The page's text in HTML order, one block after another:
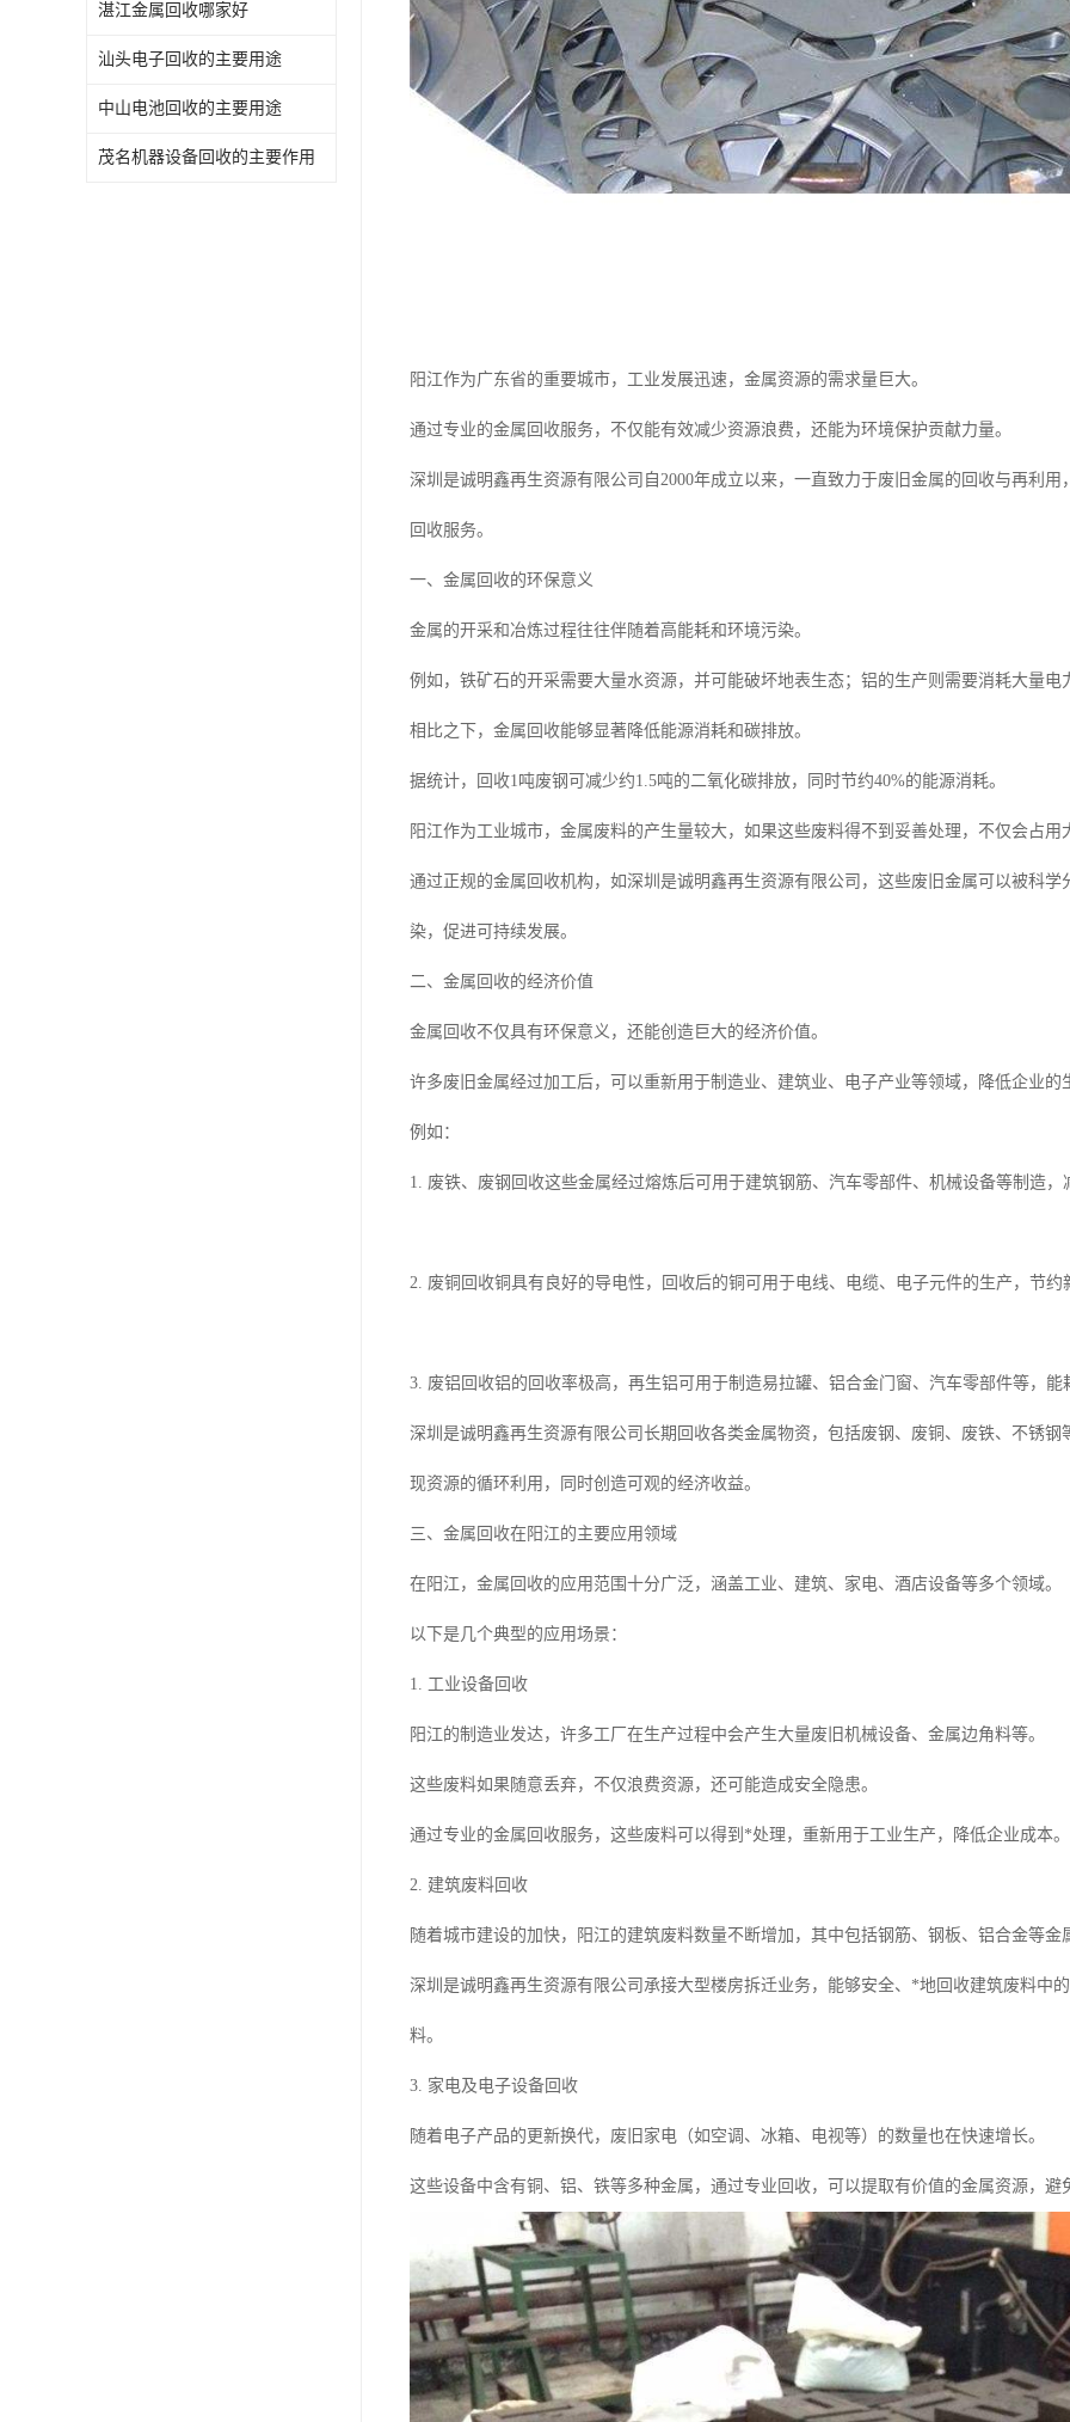
湛江金属回收哪家好
汕头电子回收的主要用途
中山电池回收的主要用途
茂名机器设备回收的主要作用
阳江作为广东省的重要城市，工业发展迅速，金属资源的需求量巨大。
通过专业的金属回收服务，不仅能有效减少资源浪费，还能为环境保护贡献力量。
深圳是诚明鑫再生资源有限公司自2000年成立以来，一直致力于废旧金属的回收与再利
回收服务。
一、金属回收的环保意义
金属的开采和冶炼过程往往伴随着高能耗和环境污染。
例如，铁矿石的开采需要大量水资源，并可能破坏地表生态；铝的生产则需要消耗大量电
相比之下，金属回收能够显著降低能源消耗和碳排放。
据统计，回收1吨废钢可减少约1.5吨的二氧化碳排放，同时节约40%的能源消耗。
阳江作为工业城市，金属废料的产生量较大，如果这些废料得不到妥善处理，不仅会占
通过正规的金属回收机构，如深圳是诚明鑫再生资源有限公司，这些废旧金属可以被科
染，促进可持续发展。
二、金属回收的经济价值
金属回收不仅具有环保意义，还能创造巨大的经济价值。
许多废旧金属经过加工后，可以重新用于制造业、建筑业、电子产业等领域，降低企业的
例如：
1. 废铁、废钢回收这些金属经过熔炼后可用于建筑钢筋、汽车零部件、机械设备等制造，
2. 废铜回收铜具有良好的导电性，回收后的铜可用于电线、电缆、电子元件的生产，节约
3. 废铝回收铝的回收率极高，再生铝可用于制造易拉罐、铝合金门窗、汽车零部件等，能
深圳是诚明鑫再生资源有限公司长期回收各类金属物资，包括废钢、废铜、废铁、不锈
现资源的循环利用，同时创造可观的经济收益。
三、金属回收在阳江的主要应用领域
在阳江，金属回收的应用范围十分广泛，涵盖工业、建筑、家电、酒店设备等多个领域。
以下是几个典型的应用场景：
1. 工业设备回收
阳江的制造业发达，许多工厂在生产过程中会产生大量废旧机械设备、金属边角料等。
这些废料如果随意丢弃，不仅浪费资源，还可能造成安全隐患。
通过专业的金属回收服务，这些废料可以得到*处理，重新用于工业生产，降低企业成本。
2. 建筑废料回收
随着城市建设的加快，阳江的建筑废料数量不断增加，其中包括钢筋、钢板、铝合金等金
深圳是诚明鑫再生资源有限公司承接大型楼房拆迁业务，能够安全、*地回收建筑废料中
料。
3. 家电及电子设备回收
随着电子产品的更新换代，废旧家电（如空调、冰箱、电视等）的数量也在快速增长。
这些设备中含有铜、铝、铁等多种金属，通过专业回收，可以提取有价值的金属资源，避